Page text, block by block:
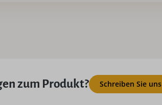
zum Produkt? Schreiben Sie uns